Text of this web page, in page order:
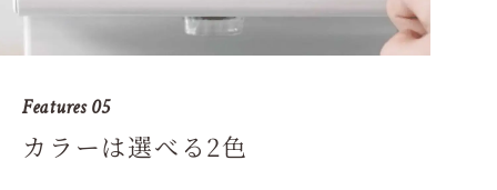
Features 05
カラーは選べる2色